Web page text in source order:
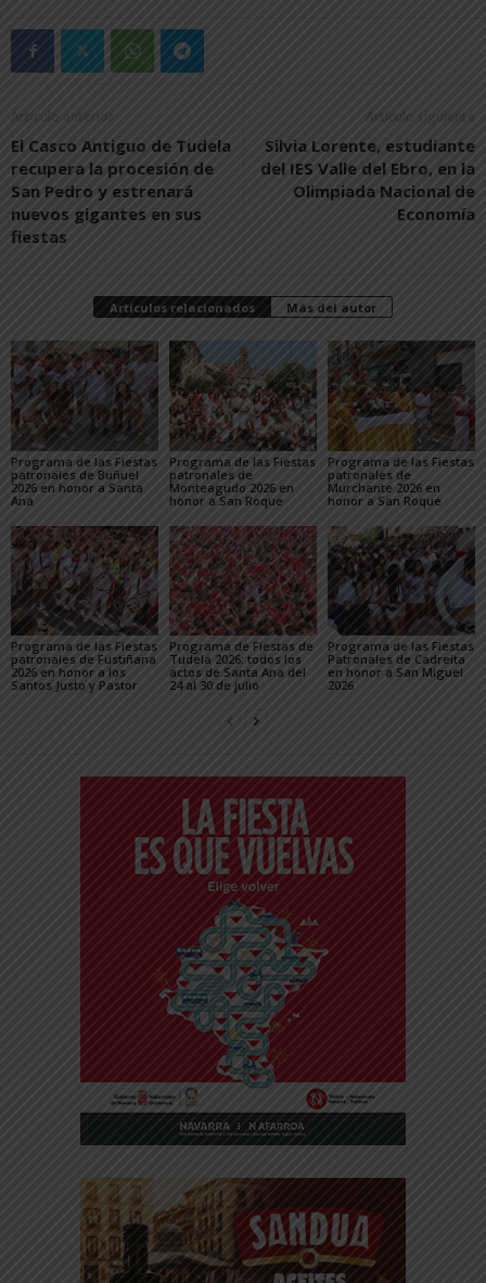
Artículo anterior
El Casco Antiguo de Tudela
recupera la procesión de
San Pedro y estrenará
nuevos gigantes en sus
fiestas
Artículo siguiente
Silvia Lorente, estudiante
del IES Valle del Ebro, en la
Olimpiada Nacional de
Economía
Artículos relacionados Más del autor
Programa de las Fiestas
patronales de Buñuel
2026 en honor a Santa
Ana
Programa de las Fiestas
patronales de
Monteagudo 2026 en
honor a San Roque
Programa de las Fiestas
patronales de
Murchante 2026 en
honor a San Roque
Programa de las Fiestas
patronales de Fustiñana
2026 en honor a los
Santos Justo y Pastor
Programa de Fiestas de
Tudela 2026: todos los
actos de Santa Ana del
24 al 30 de julio
Programa de las Fiestas
Patronales de Cadreita
en honor a San Miguel
2026